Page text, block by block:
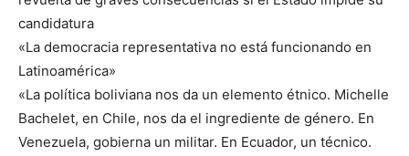
candidatura
«La democracia representativa no está funcionando en
Latinoamérica»
«La política boliviana nos da un elemento étnico. Michelle
Bachelet, en Chile, nos da el ingrediente de género. En
Venezuela, gobierna un militar. En Ecuador, un técnico.